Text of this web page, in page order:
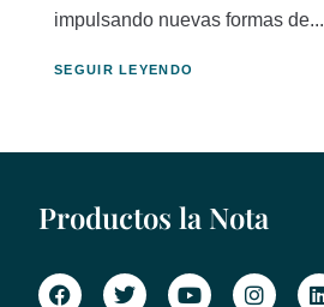
impulsando nuevas formas de...
SEGUIR LEYENDO
Productos la Nota